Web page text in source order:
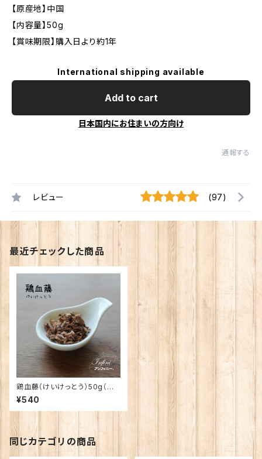
【原産地】中国
【内容量】50g
【賞味期限】購入日より約1年
International shipping available
Add to cart
日本国内にお住まいの方向け
通報する
レビュー (97)
最近チェックした商品
鶏血藤（けいけっとう）50g（茶
ブレンド用）
¥540
同じカテゴリの商品